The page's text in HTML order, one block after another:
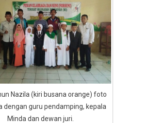
Nazila (kiri busana orange) foto
dengan guru pendamping, kepala
Minda dan dewan juri.